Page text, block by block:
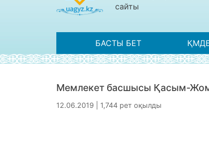
сайты
БАСТЫ БЕТ
Мемлекет басшысы Қасым-
12.06.2019 | 1,744 рет оқылды